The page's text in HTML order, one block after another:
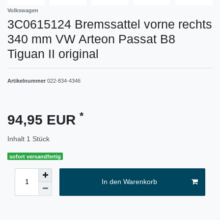
Volkswagen
3C0615124 Bremssattel vorne rechts
340 mm VW Arteon Passat B8
Tiguan II original
Artikelnummer 022-834-4346
94,95 EUR *
Inhalt 1 Stück
sofort versandfertig
In den Warenkorb